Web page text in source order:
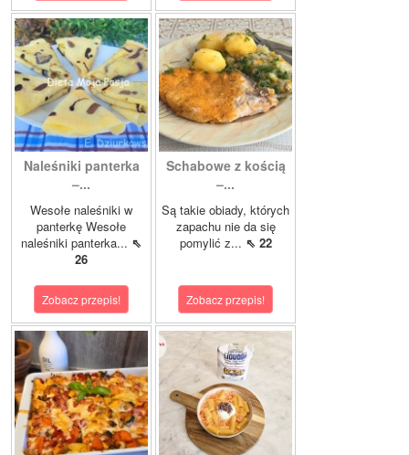
Naleśniki panterka
–...
Wesołe naleśniki w
panterkę Wesołe
naleśniki panterka... ⇖
26
Zobacz przepis!
Schabowe z kością
–...
Są takie obiady, których
zapachu nie da się
pomylić z... ⇖ 22
Zobacz przepis!